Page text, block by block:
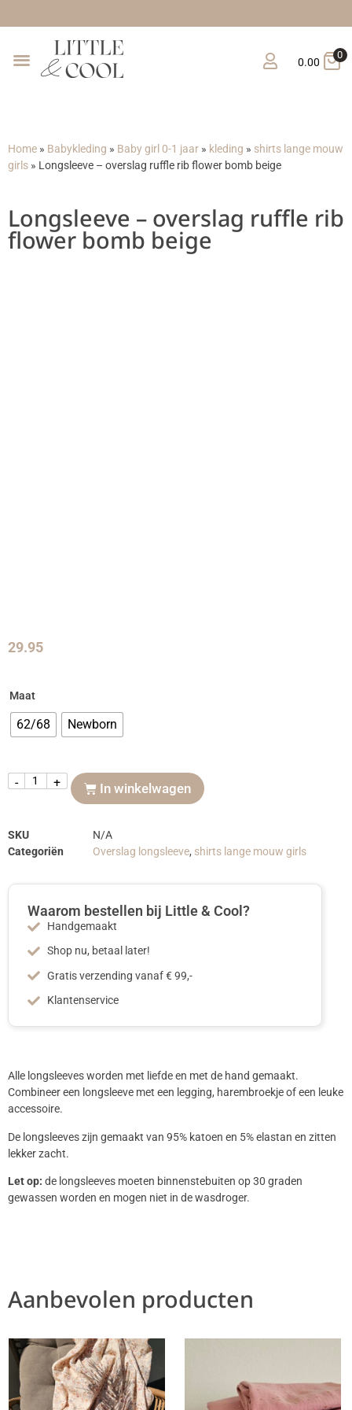
0.00
0
Home » Babykleding » Baby girl 0-1 jaar » kleding » shirts lange mouw
girls » Longsleeve – overslag ruffle rib flower bomb beige
Longsleeve – overslag ruffle rib
flower bomb beige
29.95
Maat
62/68 Newborn
- + In winkelwagen
SKU
N/A
Categoriën
Overslag longsleeve, shirts lange mouw girls
Waarom bestellen bij Little & Cool?
Handgemaakt
Shop nu, betaal later!
Gratis verzending vanaf € 99,-
Klantenservice
Alle longsleeves worden met liefde en met de hand gemaakt.
Combineer een longsleeve met een legging, harembroekje of een leuke
accessoire.
De longsleeves zijn gemaakt van 95% katoen en 5% elastan en zitten
lekker zacht.
Let op: de longsleeves moeten binnenstebuiten op 30 graden
gewassen worden en mogen niet in de wasdroger.
Aanbevolen producten